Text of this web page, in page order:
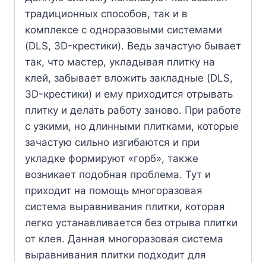
традиционных способов, так и в
комплексе с одноразовыми системами
(DLS, 3D-крестики). Ведь зачастую бывает
так, что мастер, укладывая плитку на
клей, забывает вложить закладные (DLS,
3D-крестики) и ему приходится отрывать
плитку и делать работу заново. При работе
с узкими, но длинными плитками, которые
зачастую сильно изгибаются и при
укладке формируют «горб», также
возникает подобная проблема. Тут и
приходит на помощь многоразовая
система выравнивания плитки, которая
легко устанавливается без отрыва плитки
от клея. Данная многоразовая система
выравнивания плитки подходит для